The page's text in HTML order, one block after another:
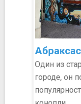
Один из
городе, он